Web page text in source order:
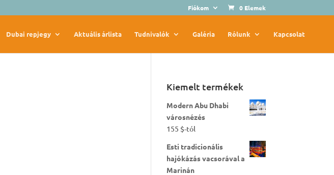
Fiókom 0 Elemek
Dubai repjegy Aktuális árlista Tudnivalók Galéria Rólunk Kapcsolat
Kiemelt termékek
Modern Abu Dhabi
városnézés
155 $-tól
Esti tradicionális
hajókázás vacsorával a
Marinán